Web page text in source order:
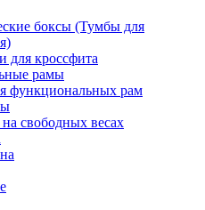
боксы (Тумбы для
для кроссфита
рамы
функциональных рам
свободных весах